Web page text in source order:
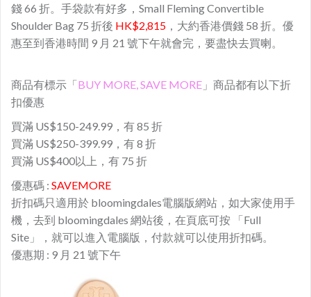
錢 66 折。手袋款有好多，Small Fleming Convertible
Shoulder Bag 75 折後 HK$2,815 ，大約香港價錢 58 折。優
惠至到香港時間 9 月 21 號下午就會完，要盡快去買喇。
商品有標示「BUY MORE, SAVE MORE 」商品都有以下折
扣優惠
買滿 US$150-249.99，有 85 折
買滿 US$250-399.99，有 8 折
買滿 US$400以上，有 75 折
優惠碼 : SAVEMORE
折扣碼只適用於 bloomingdales電腦版網站，如大家使用手
機，去到 bloomingdales 網站後，在頁底可按 「Full
Site」，就可以進入電腦版，付款就可以使用折扣碼。
優惠期 : 9 月 21 號下午